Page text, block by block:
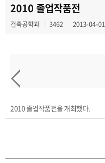
2010 졸업작품전
건축공학과 3462 2013-04-01
2010 졸업작품전을 개최했다.